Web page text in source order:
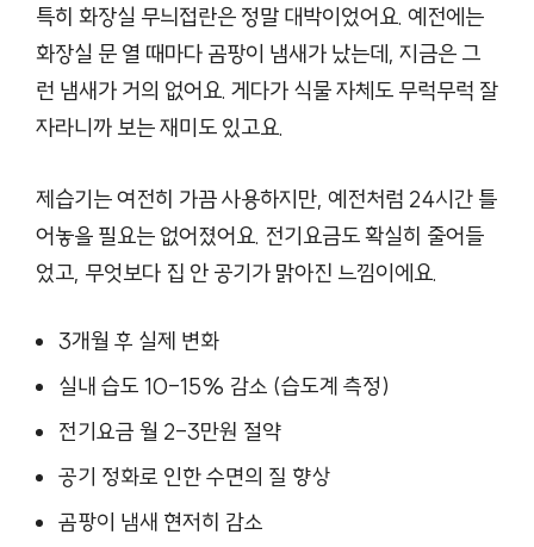
특히 화장실 무늬접란은 정말 대박이었어요. 예전에는
화장실 문 열 때마다 곰팡이 냄새가 났는데, 지금은 그
런 냄새가 거의 없어요. 게다가 식물 자체도 무럭무럭 잘
자라니까 보는 재미도 있고요.
제습기는 여전히 가끔 사용하지만, 예전처럼 24시간 틀
어놓을 필요는 없어졌어요. 전기요금도 확실히 줄어들
었고, 무엇보다 집 안 공기가 맑아진 느낌이에요.
3개월 후 실제 변화
실내 습도 10-15% 감소 (습도계 측정)
전기요금 월 2-3만원 절약
공기 정화로 인한 수면의 질 향상
곰팡이 냄새 현저히 감소